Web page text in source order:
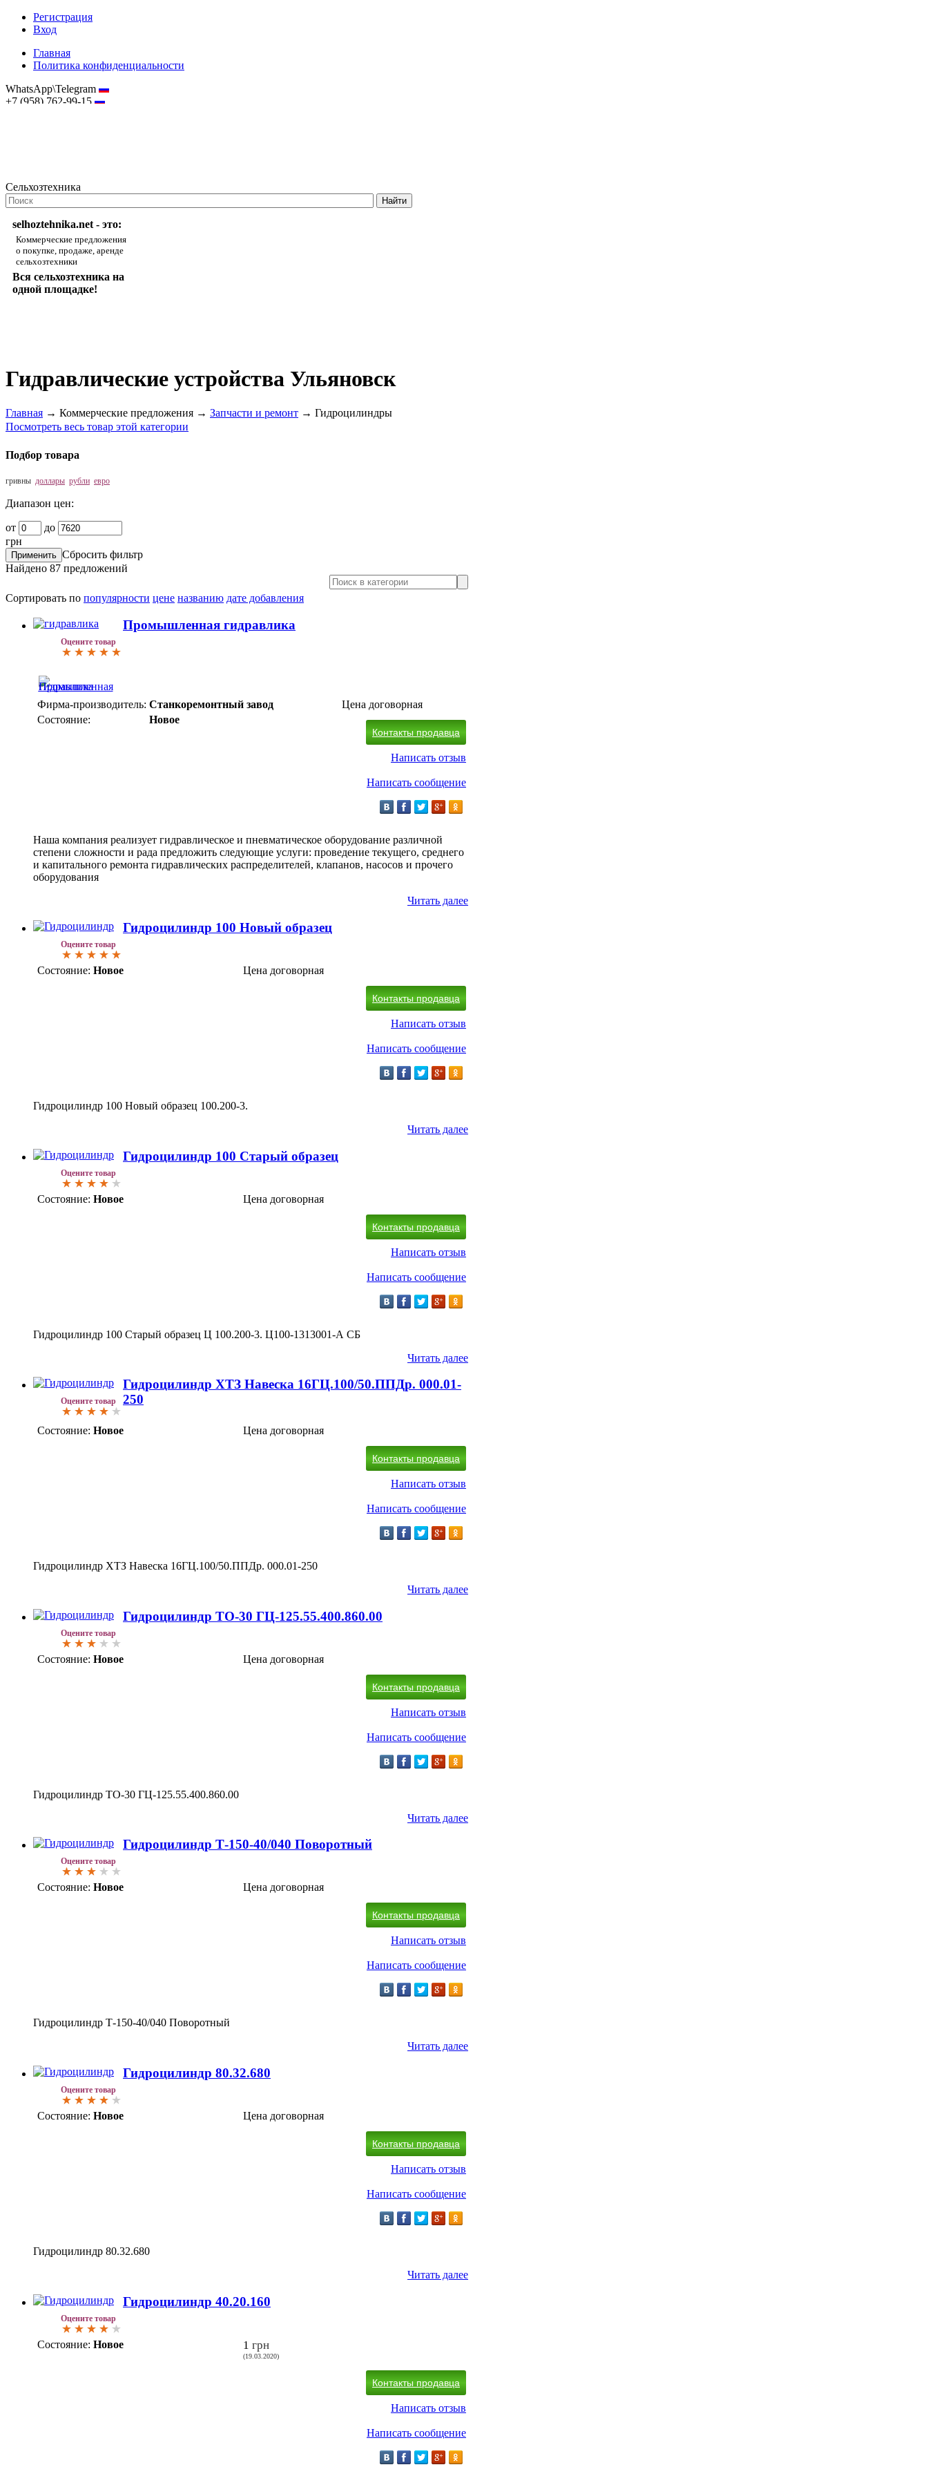
Регистрация
Вход
Главная
Политика конфиденциальности
WhatsApp\Telegram
+7 (958) 762-99-15
Сельхозтехника
selhoztehnika.net - это:
Коммерческие предложения
о покупке, продаже, аренде
сельхозтехники
Вся сельхозтехника на
одной площадке!
Гидравлические устройства Ульяновск
Главная → Коммерческие предложения → Запчасти и ремонт → Гидроцилиндры
Посмотреть весь товар этой категории
Подбор товара
гривны доллары рубли евро
Диапазон цен:
от
до
грн
Сбросить фильтр
Найдено 87 предложений
Сортировать по популярности цене названию дате добавления
Оцените товар
Промышленная гидравлика
Фирма-производитель: Станкоремонтный завод
Состояние:
Новое
Цена договорная
Контакты продавца
Написать отзыв
Написать сообщение
Наша компания реализует гидравлическое и пневматическое оборудование различной
степени сложности и рада предложить следующие услуги: проведение текущего, среднего
и капитального ремонта гидравлических распределителей, клапанов, насосов и прочего
оборудования
Читать далее
Оцените товар
Гидроцилиндр 100 Новый образец
Состояние: Новое Цена договорная
Контакты продавца
Написать отзыв
Написать сообщение
Гидроцилиндр 100 Новый образец 100.200-3.
Читать далее
Оцените товар
Гидроцилиндр 100 Старый образец
Состояние: Новое Цена договорная
Контакты продавца
Написать отзыв
Написать сообщение
Гидроцилиндр 100 Старый образец Ц 100.200-3. Ц100-1313001-А СБ
Читать далее
Оцените товар
Гидроцилиндр ХТЗ Навеска 16ГЦ.100/50.ППДр. 000.01-
250
Состояние: Новое Цена договорная
Контакты продавца
Написать отзыв
Написать сообщение
Гидроцилиндр ХТЗ Навеска 16ГЦ.100/50.ППДр. 000.01-250
Читать далее
Оцените товар
Гидроцилиндр ТО-30 ГЦ-125.55.400.860.00
Состояние: Новое Цена договорная
Контакты продавца
Написать отзыв
Написать сообщение
Гидроцилиндр ТО-30 ГЦ-125.55.400.860.00
Читать далее
Оцените товар
Гидроцилиндр Т-150-40/040 Поворотный
Состояние: Новое Цена договорная
Контакты продавца
Написать отзыв
Написать сообщение
Гидроцилиндр Т-150-40/040 Поворотный
Читать далее
Оцените товар
Гидроцилиндр 80.32.680
Состояние: Новое Цена договорная
Контакты продавца
Написать отзыв
Написать сообщение
Гидроцилиндр 80.32.680
Читать далее
Оцените товар
Гидроцилиндр 40.20.160
Состояние: Новое 1 грн
(19.03.2020)
Контакты продавца
Написать отзыв
Написать сообщение